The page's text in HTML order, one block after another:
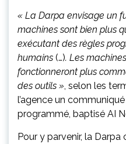
« La Darpa envisage un
machines sont bien plus
exécutant des règles
humains (…). Les
fonctionneront plus
des outils », selon les
l’agence un
programmé, baptisé AI
Pour y parvenir, la